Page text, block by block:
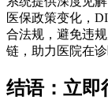
医保政策变化，
合法规，避免违
链，助力医院在
结语：立即